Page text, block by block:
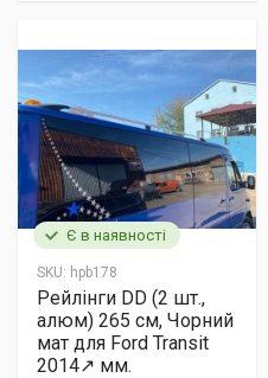
Є в наявності
SKU: hpb178
Рейлінги DD (2 шт.,
алюм) 265 см, Чорний
мат для Ford Transit
2014↗ мм.